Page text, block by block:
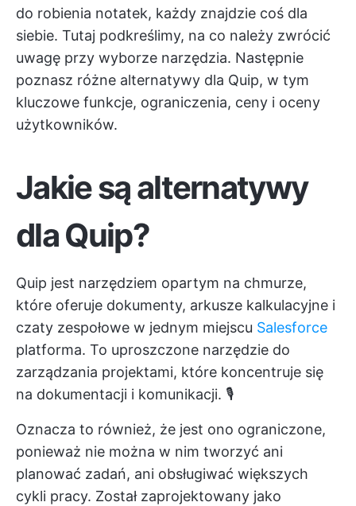
do robienia notatek, każdy znajdzie coś dla
siebie. Tutaj podkreślimy, na co należy zwrócić
uwagę przy wyborze narzędzia. Następnie
poznasz różne alternatywy dla Quip, w tym
kluczowe funkcje, ograniczenia, ceny i oceny
użytkowników.
Jakie są alternatywy
dla Quip?
Quip jest narzędziem opartym na chmurze,
które oferuje dokumenty, arkusze kalkulacyjne i
czaty zespołowe w jednym miejscu Salesforce
platforma. To uproszczone narzędzie do
zarządzania projektami, które koncentruje się
na dokumentacji i komunikacji. 🎙️
Oznacza to również, że jest ono ograniczone,
ponieważ nie można w nim tworzyć ani
planować zadań, ani obsługiwać większych
cykli pracy. Został zaprojektowany jako